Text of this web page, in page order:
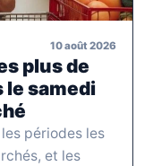
10 août 2026
plus de
le samedi
périodes les
et les